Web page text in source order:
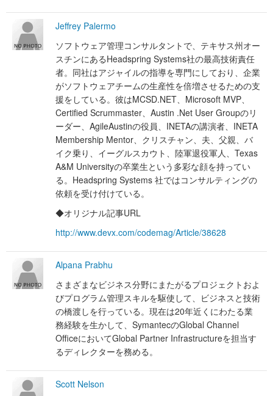
Jeffrey Palermo
ソフトウェア管理コンサルタントで、テキサス州オー
スチンにあるHeadspring Systems社の最高技術責任
者。同社はアジャイルの指導を専門にしており、企業
がソフトウェアチームの生産性を倍増させるための支
援をしている。彼はMCSD.NET、Microsoft MVP、
Certified Scrummaster、Austin .Net User Groupのリ
ーダー、AgileAustinの役員、INETAの講演者、INETA
Membership Mentor、クリスチャン、夫、父親、バ
イク乗り、イーグルスカウト、陸軍退役軍人、Texas
A&M Universityの卒業生という多彩な顔を持ってい
る。Headspring Systems 社ではコンサルティングの
依頼を受け付けている。
◆オリジナル記事URL
http://www.devx.com/codemag/Article/38628
Alpana Prabhu
さまざまなビジネス分野にまたがるプロジェクトおよ
びプログラム管理スキルを駆使して、ビジネスと技術
の橋渡しを行っている。現在は20年近くにわたる業
務経験を生かして、SymantecのGlobal Channel
OfficeにおいてGlobal Partner Infrastructureを担当す
るディレクターを務める。
Scott Nelson